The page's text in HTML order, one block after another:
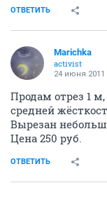
ОТВЕТИТЬ
Marichka
activist
24 июня 2011
Продам отрез 1
средней
Вырезан
Цена 250 руб.
ОТВЕТИТЬ